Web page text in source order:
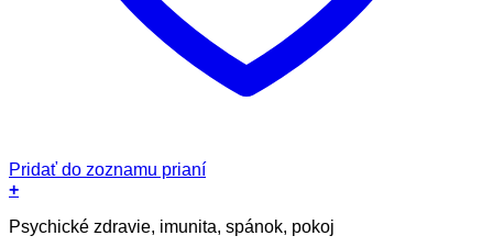
Pridať do zoznamu prianí
+
Psychické zdravie, imunita, spánok, pokoj